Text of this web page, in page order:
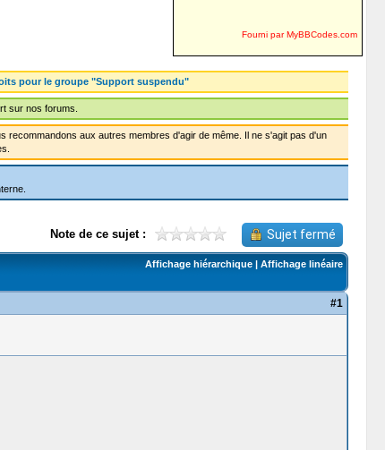
Fourni par MyBBCodes.com
pour le groupe "Support suspendu"
sur nos forums.
recommandons aux autres membres d'agir de même. Il ne s'agit pas d'un
Sujet fermé
Note de ce sujet :
Affichage hiérarchique| Affichage linéaire
#1